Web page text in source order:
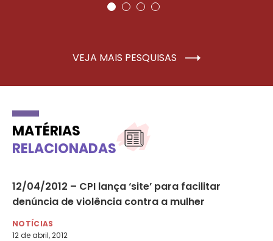
VEJA MAIS PESQUISAS
MATÉRIAS
RELACIONADAS
12/04/2012 – CPI lança ‘site’ para facilitar
denúncia de violência contra a mulher
NOTÍCIAS
12 de abril, 2012